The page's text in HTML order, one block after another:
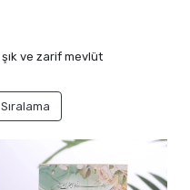
ve zarif mevlüt
Sıralama